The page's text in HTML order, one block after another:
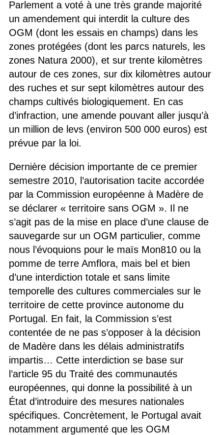
Parlement a voté à une très grande majorité
un amendement qui interdit la culture des
OGM (dont les essais en champs) dans les
zones protégées (dont les parcs naturels, les
zones Natura 2000), et sur trente kilomètres
autour de ces zones, sur dix kilomètres autour
des ruches et sur sept kilomètres autour des
champs cultivés biologiquement. En cas
d’infraction, une amende pouvant aller jusqu’à
un million de levs (environ 500 000 euros) est
prévue par la loi.
Dernière décision importante de ce premier
semestre 2010, l’autorisation tacite accordée
par la Commission européenne à Madère de
se déclarer « territoire sans OGM ». Il ne
s’agit pas de la mise en place d’une clause de
sauvegarde sur un OGM particulier, comme
nous l’évoquions pour le maïs Mon810 ou la
pomme de terre Amflora, mais bel et bien
d’une interdiction totale et sans limite
temporelle des cultures commerciales sur le
territoire de cette province autonome du
Portugal. En fait, la Commission s’est
contentée de ne pas s’opposer à la décision
de Madère dans les délais administratifs
impartis… Cette interdiction se base sur
l’article 95 du Traité des communautés
européennes, qui donne la possibilité à un
État d’introduire des mesures nationales
spécifiques. Concrètement, le Portugal avait
notamment argumenté que les OGM